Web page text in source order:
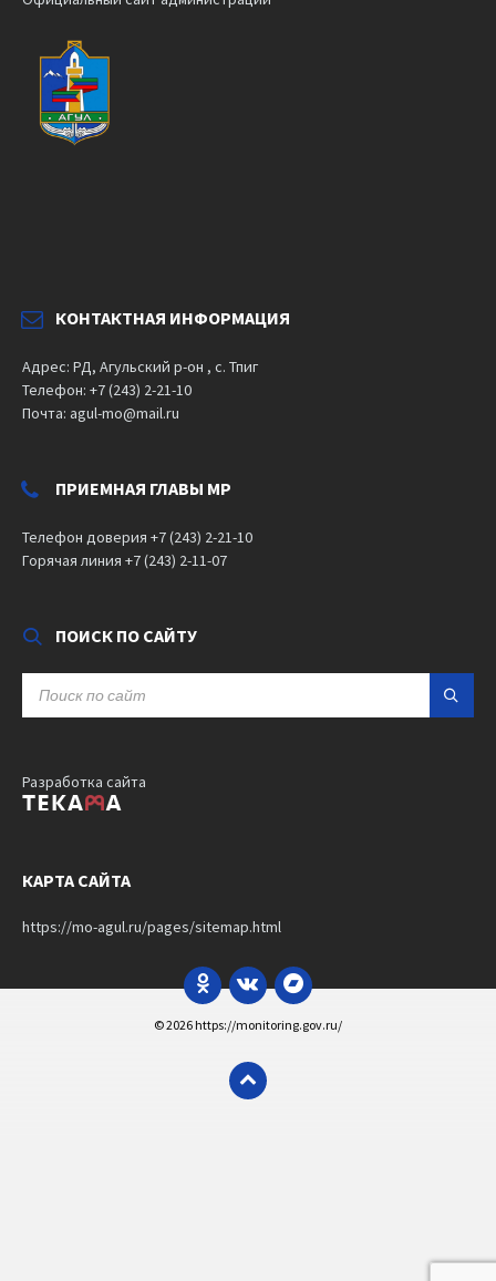
КОНТАКТНАЯ ИНФОРМАЦИЯ
Адрес: РД, Агульский р-он , с. Тпиг
Телефон: +7 (243) 2-21-10
Почта: agul-mo@mail.ru
ПРИЕМНАЯ ГЛАВЫ МР
Телефон доверия +7 (243) 2-21-10
Горячая линия +7 (243) 2-11-07
ПОИСК ПО САЙТУ
Разработка сайта
КАРТА САЙТА
https://mo-agul.ru/pages/sitemap.html
Odnoklassniki
VK Bandcamp
© 2026 https://monitoring.gov.ru/